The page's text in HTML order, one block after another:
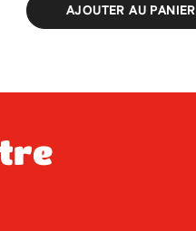
AJOUTER AU PANIER